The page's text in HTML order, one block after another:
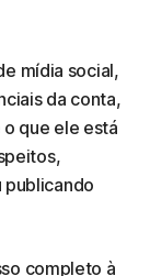
mídia social,
da conta,
que ele está
publicando
completo à